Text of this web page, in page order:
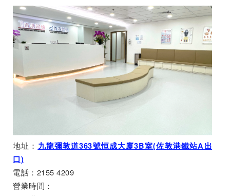
地址： 九龍彌敦道363號恒成大廈3B室(佐敦港鐵站A出
口)
電話：2155 4209
營業時間：